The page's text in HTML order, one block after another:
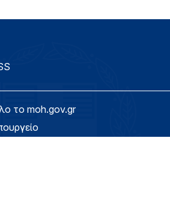
το moh.gov.gr